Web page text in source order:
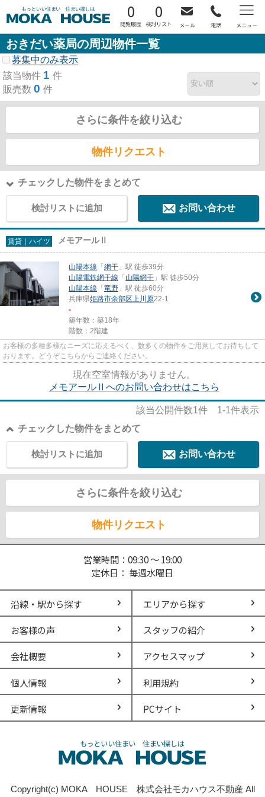
0 0
おきだい薬局の周辺物件一覧
募集中のみ表示
該当物件 1 件
販売数 0 件
さらに条件を絞り込む
物件リクエスト
チェックした物件をまとめて
検討リストに追加 お問い合わせ
賃貸｜ハイツ メモアールⅡ
山陽本線 「網干 」駅 徒歩39分
山陽電鉄網干線 「山陽網干 」駅 徒歩50分
山陽本線 「竜野 」駅 徒歩60分
兵庫県姫路市余部区上川原22-1
-
築年数：築18年
階数：2階建
お客様の多種多様なニーズに応えるべく、数多くの物件をご用意してお待ちして
おります。どうぞこちらからご連絡ください。
現在空室情報がありません。
メモアールⅡへのお問い合わせはこちら
該当公開件数1件 1-1件表示
チェックした物件をまとめて
お問い合わせ
検討リストに追加
さらに条件を絞り込む
物件リクエスト
営業時間：09:30 ～ 19:00
定休日： 毎週水曜日
沿線・駅から探す エリアから探す
お客様の声 スタッフの紹介
会社概要 アクセスマップ
個人情報 利用規約
更新情報 PCサイト
Copyright(c) MOKA HOUSE 株式会社モカハウス不動産 All